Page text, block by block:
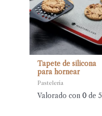
Tapete de silicona
para hornear
Pastelería
Valorado con0 de 5